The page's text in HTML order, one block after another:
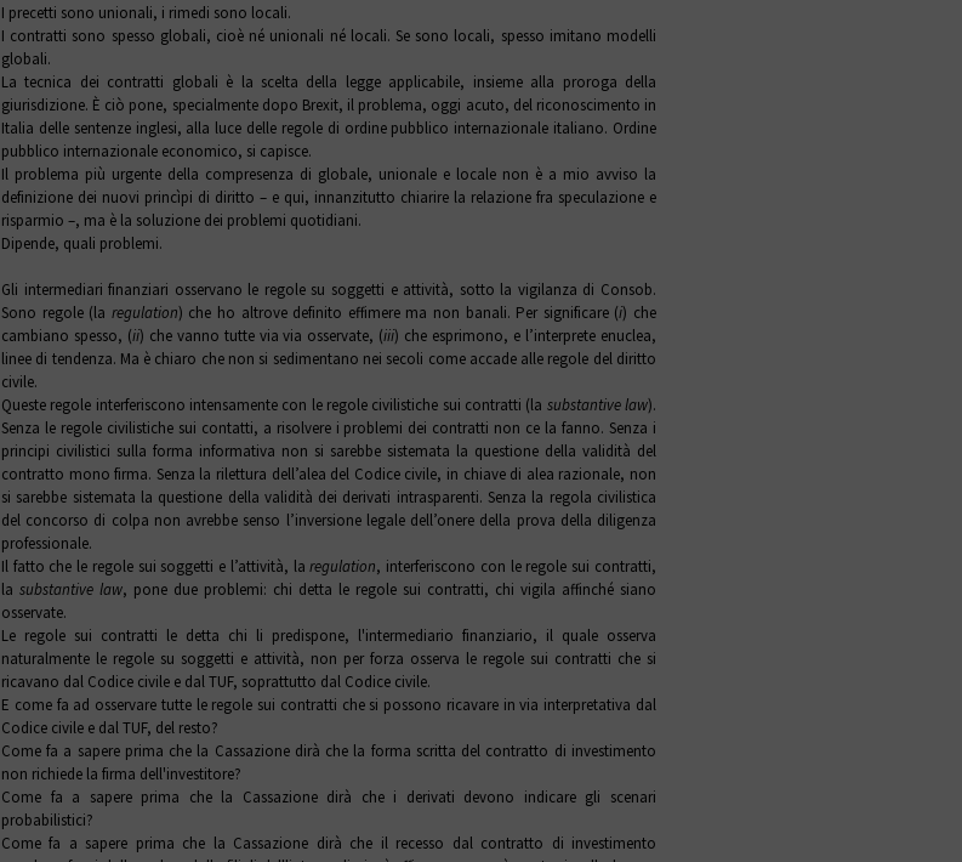
I precetti sono unionali, i rimedi sono locali.
I contratti sono spesso globali, cioè né unionali né locali. Se sono locali, spesso imitano modelli
globali.
La tecnica dei contratti globali è la scelta della legge applicabile, insieme alla proroga della
giurisdizione. È ciò pone, specialmente dopo Brexit, il problema, oggi acuto, del riconoscimento in
Italia delle sentenze inglesi, alla luce delle regole di ordine pubblico internazionale italiano. Ordine
pubblico internazionale economico, si capisce.
Il problema più urgente della compresenza di globale, unionale e locale non è a mio avviso la
definizione dei nuovi princìpi di diritto – e qui, innanzitutto chiarire la relazione fra speculazione e
risparmio –, ma è la soluzione dei problemi quotidiani.
Dipende, quali problemi.
Gli intermediari finanziari osservano le regole su soggetti e attività, sotto la vigilanza di Consob.
Sono regole (la regulation) che ho altrove definito effimere ma non banali. Per significare (i) che
cambiano spesso, (ii) che vanno tutte via via osservate, (iii) che esprimono, e l’interprete enuclea,
linee di tendenza. Ma è chiaro che non si sedimentano nei secoli come accade alle regole del diritto
civile.
Queste regole interferiscono intensamente con le regole civilistiche sui contratti (la substantive law).
Senza le regole civilistiche sui contatti, a risolvere i problemi dei contratti non ce la fanno. Senza i
principi civilistici sulla forma informativa non si sarebbe sistemata la questione della validità del
contratto mono firma. Senza la rilettura dell’alea del Codice civile, in chiave di alea razionale, non
si sarebbe sistemata la questione della validità dei derivati intrasparenti. Senza la regola civilistica
del concorso di colpa non avrebbe senso l’inversione legale dell’onere della prova della diligenza
professionale.
Il fatto che le regole sui soggetti e l’attività, laregulation, interferiscono con le regole sui contratti,
la substantive law, pone due problemi: chi detta le regole sui contratti, chi vigila affinché siano
osservate.
Le regole sui contratti le detta chi li predispone, l'intermediario finanziario, il quale osserva
naturalmente le regole su soggetti e attività, non per forza osserva le regole sui contratti che si
ricavano dal Codice civile e dal TUF, soprattutto dal Codice civile.
E come fa ad osservare tutte le regole sui contratti che si possono ricavare in via interpretativa dal
Codice civile e dal TUF, del resto?
Come fa a sapere prima che la Cassazione dirà che la forma scritta del contratto di investimento
non richiede la firma dell'investitore?
Come fa a sapere prima che la Cassazione dirà che i derivati devono indicare gli scenari
probabilistici?
Come fa a sapere prima che la Cassazione dirà che il recesso dal contratto di investimento